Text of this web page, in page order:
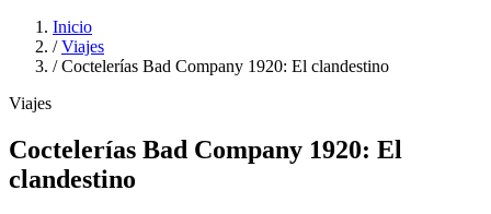
Inicio
/ Viajes
/ Coctelerías Bad Company 1920: El clandestino
Viajes
Coctelerías Bad Company 1920: El
clandestino